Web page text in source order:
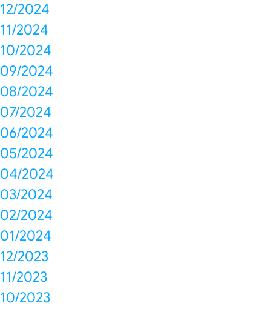
12/2024
11/2024
10/2024
09/2024
08/2024
07/2024
06/2024
05/2024
04/2024
03/2024
02/2024
01/2024
12/2023
11/2023
10/2023